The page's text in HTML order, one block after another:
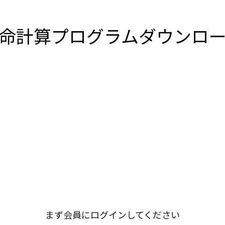
計算プログラムダウンロ
まず会員にログインしてください